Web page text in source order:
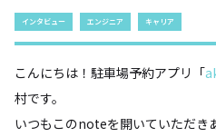
インタビュー エンジニア キャリア
こんにちは！駐車場予約アプリ「
村です。
いつもこのnoteを開いていただき